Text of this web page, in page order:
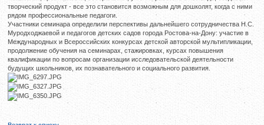
творческий продукт - все это становится возможным для дошколят, когда с ними
рядом профессиональные педагоги.
Участники семинара определили перспективы дальнейшего сотрудничества Н.С.
Муродходжаевой и педагогов детских садов города Ростова-на-Дону: участие в
Международных и Всероссийских конкурсах детской авторской мультипликации,
продолжение обучения на семинарах, стажировках, курсах повышения
квалификации по вопросам организации исследовательской деятельности
будущих школьников, их познавательного и социального развития.